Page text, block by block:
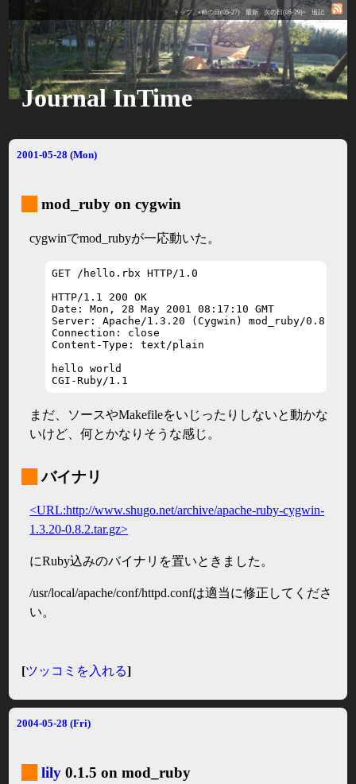
トップ «前の日(05-27) 最新 次の日(05-29)» 追記
Journal InTime
2001-05-28 (Mon)
mod_ruby on cygwin
cygwinでmod_rubyが一応動いた。
GET /hello.rbx HTTP/1.0
HTTP/1.1 200 OK
Date: Mon, 28 May 2001 08:17:10 GMT
Server: Apache/1.3.20 (Cygwin) mod_ruby/0.8.2
Connection: close
Content-Type: text/plain
hello world
CGI-Ruby/1.1
まだ、ソースやMakefileをいじったりしないと動かな
いけど、何とかなりそうな感じ。
バイナリ
<URL:http://www.shugo.net/archive/apache-ruby-cygwin-
1.3.20-0.8.2.tar.gz>
にRuby込みのバイナリを置いときました。
/usr/local/apache/conf/httpd.confは適当に修正してくださ
い。
[ツッコミを入れる]
2004-05-28 (Fri)
lily0.1.5 on mod_ruby